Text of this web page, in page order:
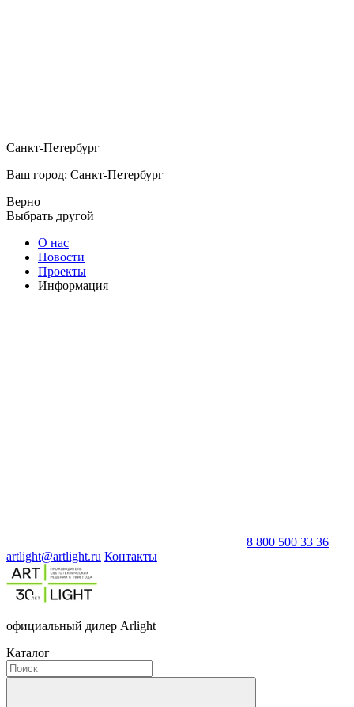
Санкт-Петербург
Ваш город: Санкт-Петербург
Верно
Выбрать другой
О нас
Новости
Проекты
Информация
8 800 500 33 36
artlight@artlight.ru Контакты
официальный дилер Arlight
Каталог